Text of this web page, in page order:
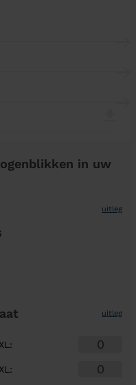
in uw
uitleg
uitleg
:
: